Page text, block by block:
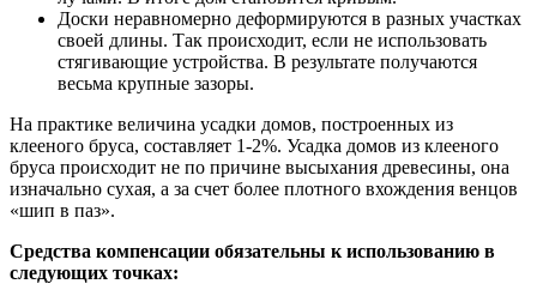
Доски неравномерно деформируются в разных участках
своей длины. Так происходит, если не использовать
стягивающие устройства. В результате получаются
весьма крупные зазоры.
На практике величина усадки домов, построенных из
клееного бруса, составляет 1-2%. Усадка домов из клееного
бруса происходит не по причине высыхания древесины, она
изначально сухая, а за счет более плотного вхождения венцов
«шип в паз».
Средства компенсации обязательны к использованию в
следующих точках: